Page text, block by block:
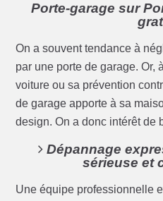
Porte-garage sur
On a souvent tendance à
par une porte de garage. Or,
voiture ou sa prévention
de garage apporte à sa
design. On a donc intérêt de
Dépannage
sérieuse et
Une équipe professionnelle